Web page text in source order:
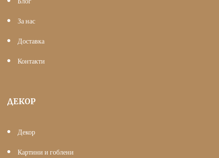
За нас
Доставка
Контакти
ДЕКОР
Декор
Картини и гоблени